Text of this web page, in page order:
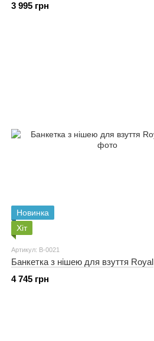
3 995 грн
Новинка
Хіт
Артикул: B-0021
Банкетка з нішею для взуття Royal
4 745 грн